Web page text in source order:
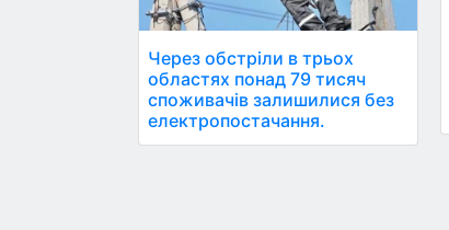
Через обстріли в трьох
областях понад 79 тисяч
споживачів залишилися без
електропостачання.